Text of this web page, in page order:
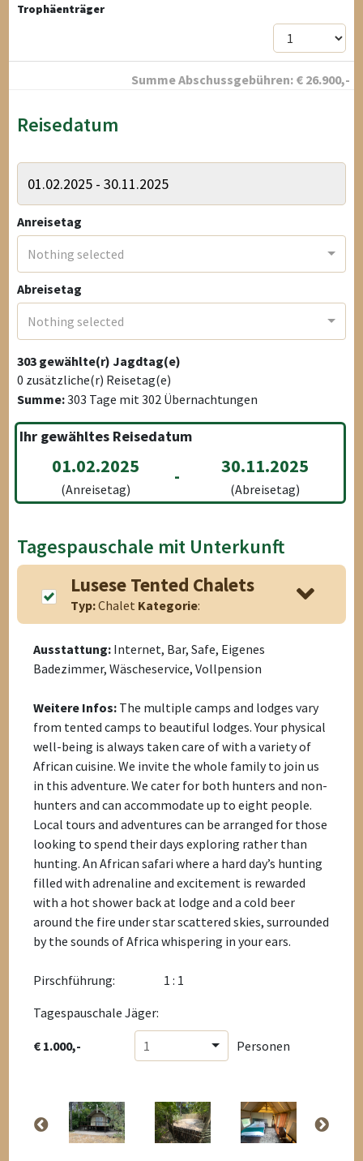
Trophäenträger
Summe Abschussgebühren: € 26.900,-
Reisedatum
Anreisetag
Nothing selected
Abreisetag
Nothing selected
303 gewählte(r) Jagdtag(e)
0 zusätzliche(r) Reisetag(e)
Summe:303 Tage mit302 Übernachtungen
Ihr gewähltes Reisedatum
01.02.2025
(Anreisetag)
- 30.11.2025
(Abreisetag)
Tagespauschale mit Unterkunft
Lusese Tented Chalets
Typ:Chalet Kategorie:
Ausstattung: Internet, Bar, Safe, Eigenes
Badezimmer, Wäscheservice, Vollpension
Weitere Infos: The multiple camps and lodges vary
from tented camps to beautiful lodges. Your physical
well-being is always taken care of with a variety of
African cuisine. We invite the whole family to join us
in this adventure. We cater for both hunters and non-
hunters and can accommodate up to eight people.
Local tours and adventures can be arranged for those
looking to spend their days exploring rather than
hunting. An African safari where a hard day’s hunting
filled with adrenaline and excitement is rewarded
with a hot shower back at lodge and a cold beer
around the fire under star scattered skies, surrounded
by the sounds of Africa whispering in your ears.
Pirschführung:
1 : 1
Tagespauschale Jäger:
€ 1.000,- 1 Personen